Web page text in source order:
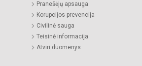
Pranešėjų apsauga
Korupcijos prevencija
Civilinė sauga
Teisinė informacija
Atviri duomenys